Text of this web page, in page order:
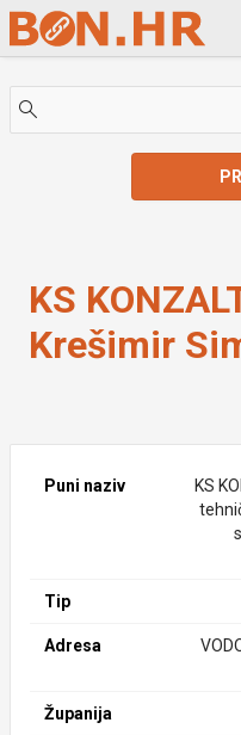
Skip to Main Content
KS
Krešimir
Puni naziv
KS
Tip
Adresa
Županija